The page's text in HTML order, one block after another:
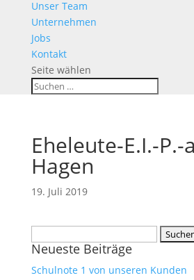
Unser Team
Unternehmen
Jobs
Kontakt
Seite wählen
Eheleute-E.I.-P.-
Hagen
19. Juli 2019
nach:
Neueste Beiträge
Schulnote 1 von unseren Kunden